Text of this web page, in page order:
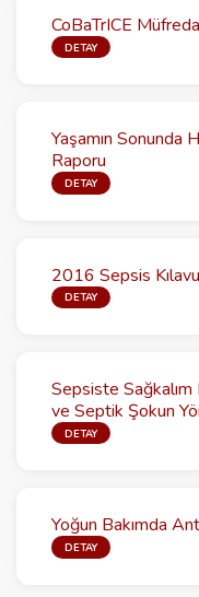
CoBaTrICE
DETAY
Yaşamın Sonunda
Raporu
DETAY
2016 Sepsis
DETAY
Sepsiste Sağkalım
ve Septik Şokun
DETAY
Yoğun Bakımda
DETAY